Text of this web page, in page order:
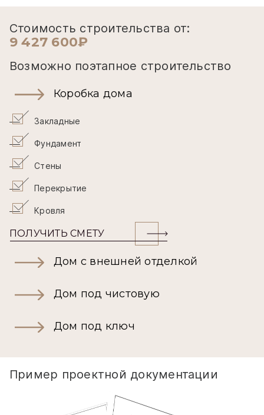
Стоимость строительства от:
9 427 600₽
Возможно поэтапное строительство
Коробка дома
Закладные
Фундамент
Стены
Перекрытие
Кровля
ПОЛУЧИТЬ СМЕТУ
Дом с внешней отделкой
Дом под чистовую
Дом под ключ
Пример проектной документации